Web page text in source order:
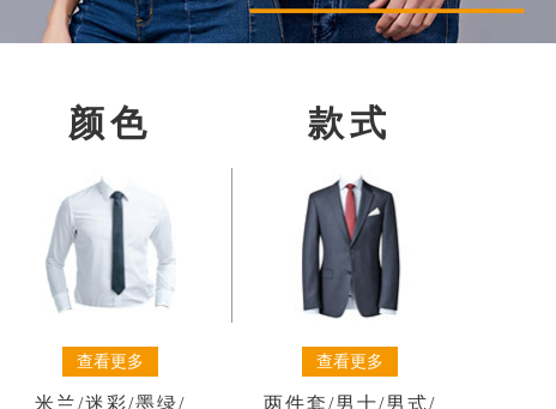
颜色
查看更多
米兰/迷彩/墨绿/
款式
查看更多
两件套/男士/男式/